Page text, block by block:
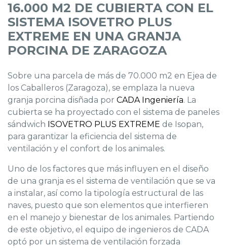
16.000 M2 DE CUBIERTA CON EL
SISTEMA ISOVETRO PLUS
EXTREME EN UNA GRANJA
PORCINA DE ZARAGOZA
Sobre una parcela de más de 70.000 m2 en Ejea de
los Caballeros (Zaragoza), se emplaza la nueva
granja porcina disñada por CADA Ingeniería. La
cubierta se ha proyectado con el sistema de paneles
sándwich ISOVETRO PLUS EXTREME de Isopan,
para garantizar la eficiencia del sistema de
ventilación y el confort de los animales.
Uno de los factores que más influyen en el diseño
de una granja es el sistema de ventilación que se va
a instalar, así como la tipología estructural de las
naves, puesto que son elementos que interfieren
en el manejo y bienestar de los animales. Partiendo
de este objetivo, el equipo de ingenieros de CADA
optó por un sistema de ventilación forzada